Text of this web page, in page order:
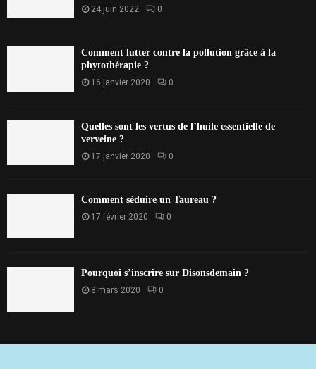
24 juin 2022 0
Comment lutter contre la pollution grâce à la
phytothérapie ?
16 janvier 2020 0
Quelles sont les vertus de l’huile essentielle de
verveine ?
17 janvier 2020 0
Comment séduire un Taureau ?
17 février 2020 0
Pourquoi s’inscrire sur Disonsdemain ?
8 mars 2020 0